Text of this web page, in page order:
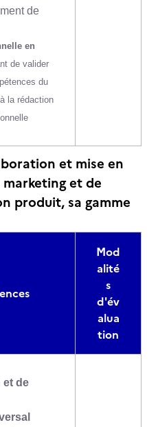
de
en
de valider
du
la rédaction
et mise en
et de
produit, sa gamme
Mod
alité
s
d'év
alua
tion
et de